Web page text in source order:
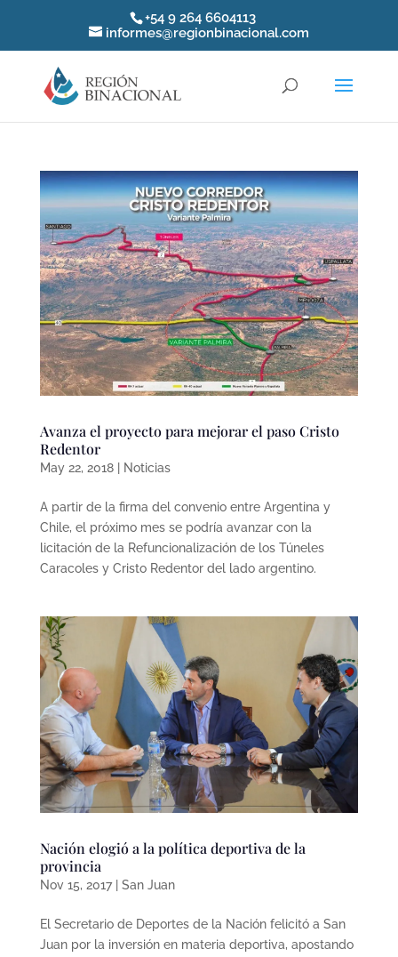
+54 9 264 6604113
informes@regionbinacional.com
Avanza el proyecto para mejorar el paso Cristo
Redentor
May 22, 2018| Noticias
A partir de la firma del convenio entre Argentina y
Chile, el próximo mes se podría avanzar con la
licitación de la Refuncionalización de los Túneles
Caracoles y Cristo Redentor del lado argentino.
Nación elogió a la política deportiva de la
provincia
Nov 15, 2017| San Juan
El Secretario de Deportes de la Nación felicitó a San
Juan por la inversión en materia deportiva, apostando